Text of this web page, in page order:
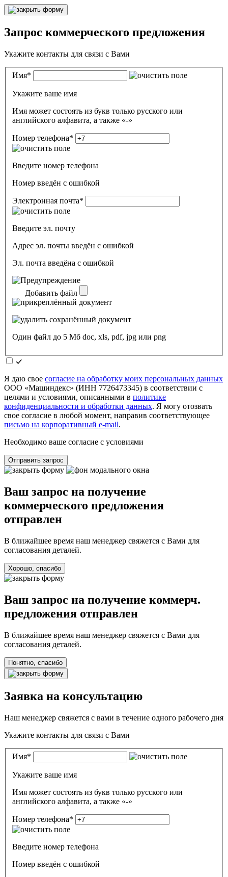
Запрос коммерческого предложения
Укажите контакты для связи с Вами
Имя*
Укажите ваше имя
Имя может состоять из букв только русского или
английского алфавита, а также «-»
Номер телефона*
Введите номер телефона
Номер введён c ошибкой
Электронная почта*
Введите эл. почту
Адрес эл. почты введён с ошибкой
Эл. почта введёна с ошибкой
Добавить файл
Один файл до 5 Мб doc, xls, pdf, jpg или png
Я даю свое согласие на обработку моих персональных данных
ООО «Машиндекс» (ИНН 7726473345) в соответствии с
целями и условиями, описанными в политике
конфиденциальности и обработки данных. Я могу отозвать
свое согласие в любой момент, направив соответствующее
письмо на корпоративный e-mail.
Необходимо ваше согласие с условиями
Отправить запрос
Ваш запрос на получение
коммерческого предложения
отправлен
В ближайшее время наш менеджер свяжется с Вами для
согласования деталей.
Хорошо, спасибо
Ваш запрос на получение коммерч.
предложения отправлен
В ближайшее время наш менеджер свяжется с Вами для
согласования деталей.
Понятно, спасибо
Заявка на консультацию
Наш менеджер свяжется с вами в течение одного рабочего дня
Укажите контакты для связи с Вами
Имя*
Укажите ваше имя
Имя может состоять из букв только русского или
английского алфавита, а также «-»
Номер телефона*
Введите номер телефона
Номер введён c ошибкой